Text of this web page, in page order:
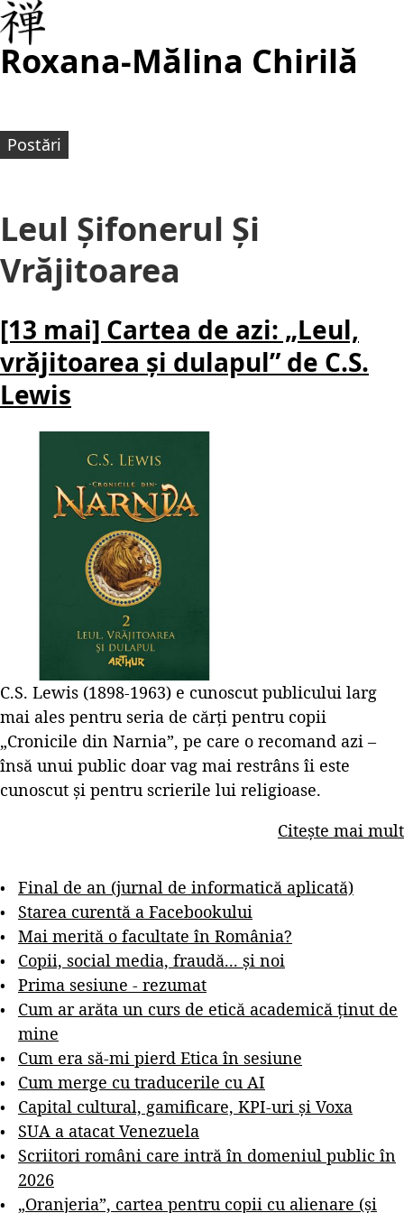
Roxana-Mălina Chirilă
Postări
Leul Șifonerul Și
Vrăjitoarea
[13 mai] Cartea de azi: „Leul,
vrăjitoarea și dulapul” de C.S.
Lewis
C.S. Lewis (1898-1963) e cunoscut publicului larg
mai ales pentru seria de cărți pentru copii
„Cronicile din Narnia”, pe care o recomand azi –
însă unui public doar vag mai restrâns îi este
cunoscut și pentru scrierile lui religioase.
Citește mai mult
Final de an (jurnal de informatică aplicată)
Starea curentă a Facebookului
Mai merită o facultate în România?
Copii, social media, fraudă... și noi
Prima sesiune - rezumat
Cum ar arăta un curs de etică academică ținut de
mine
Cum era să-mi pierd Etica în sesiune
Cum merge cu traducerile cu AI
Capital cultural, gamificare, KPI-uri și Voxa
SUA a atacat Venezuela
Scriitori români care intră în domeniul public în
2026
„Oranjeria”, cartea pentru copii cu alienare (și